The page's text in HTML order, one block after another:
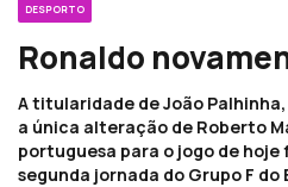
DESPORTO
Ronaldo
A titularidade de João
a única alteração de Roberto
portuguesa para o jogo de hoje
segunda jornada do Grupo F do